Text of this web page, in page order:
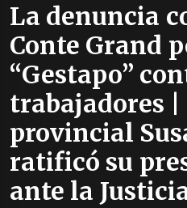
La denuncia
Conte Grand
“Gestapo”
trabajadores
provincial
ratificó su
ante la